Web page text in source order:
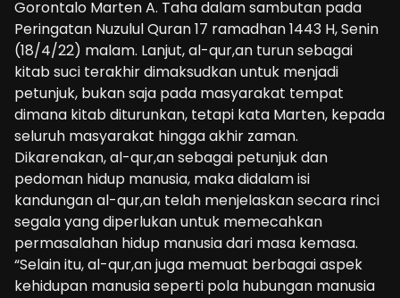
Gorontalo Marten A. Taha dalam sambutan pada
Peringatan Nuzulul Quran 17 ramadhan 1443 H, Senin
(18/4/22) malam. Lanjut, al-qur,an turun sebagai
kitab suci terakhir dimaksudkan untuk menjadi
petunjuk, bukan saja pada masyarakat tempat
dimana kitab diturunkan, tetapi kata Marten, kepada
seluruh masyarakat hingga akhir zaman.
Dikarenakan, al-qur,an sebagai petunjuk dan
pedoman hidup manusia, maka didalam isi
kandungan al-qur,an telah menjelaskan secara rinci
segala yang diperlukan untuk memecahkan
permasalahan hidup manusia dari masa kemasa.
“Selain itu, al-qur,an juga memuat berbagai aspek
kehidupan manusia seperti pola hubungan manusia